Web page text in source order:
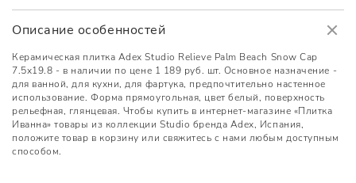
Описание особенностей
Керамическая плитка Adex Studio Relieve Palm Beach Snow Cap
7.5x19.8 - в наличии по цене 1 189 руб. шт. Основное назначение -
для ванной, для кухни, для фартука, предпочтительно настенное
использование. Форма прямоугольная, цвет белый, поверхность
рельефная, глянцевая. Чтобы купить в интернет-магазине «Плитка
Иванна» товары из коллекции Studio бренда Adex, Испания,
положите товар в корзину или свяжитесь с нами любым доступным
способом.